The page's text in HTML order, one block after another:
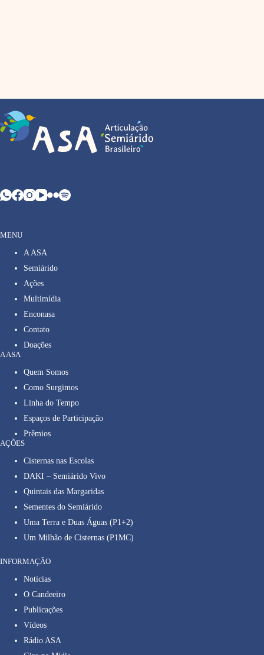
MENU
A ASA
Semiárido
Ações
Multimídia
Enconasa
Contato
Doações
A ASA
Quem Somos
Como Surgimos
Linha do Tempo
Espaços de Participação
Prêmios
AÇÕES
Cisternas nas Escolas
DAKI – Semiárido Vivo
Quintais das Margaridas
Sementes do Semiárido
Uma Terra e Duas Águas (P1+2)
Um Milhão de Cisternas (P1MC)
INFORMAÇÃO
Notícias
O Candeeiro
Publicações
Vídeos
Rádio ASA